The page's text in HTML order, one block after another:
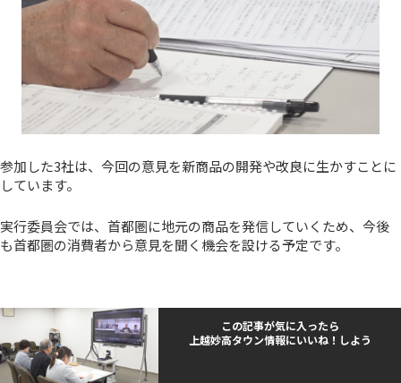
参加した3社は、今回の意見を新商品の開発や改良に生かすことに
しています。
実行委員会では、首都圏に地元の商品を発信していくため、今後
も首都圏の消費者から意見を聞く機会を設ける予定です。
この記事が気に入ったら
上越妙高タウン情報にいいね！しよう